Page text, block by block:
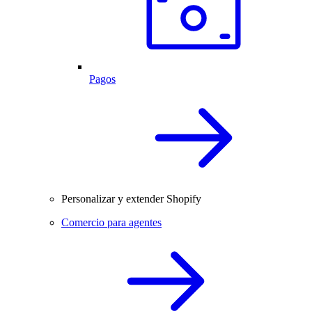
Pagos
Personalizar y extender Shopify
Comercio para agentes